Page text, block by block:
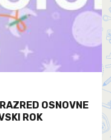
OSNOVNE
ROK